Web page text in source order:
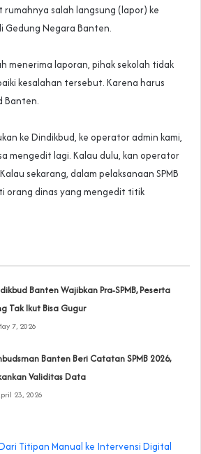
salah langsung (lapor) ke
Gedung Negara Banten.
menerima laporan, pihak sekolah tidak
kesalahan tersebut. Karena harus
Banten.
ke Dindikbud, ke operator admin kami,
mengedit lagi. Kalau dulu, kan operator
sekarang, dalam pelaksanaan SPMB
orang dinas yang mengedit titik
Banten Wajibkan Pra-SPMB, Peserta
Tak Ikut Bisa Gugur
7, 2026
Banten Beri Catatan SPMB 2026,
Validitas Data
23, 2026
Titipan Manual ke Intervensi Digital